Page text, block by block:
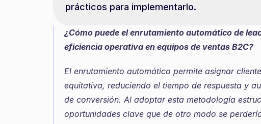
prácticos para implementarlo.
¿Cómo puede el enrutamiento automático de
eficiencia operativa en equipos de ventas B2C?
El enrutamiento automático permite asignar
equitativa, reduciendo el tiempo de respuesta y
de conversión. Al adoptar esta metodología
oportunidades clave que de otro modo se